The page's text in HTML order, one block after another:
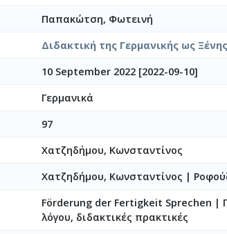
Παπακώτση, Φωτεινή
Διδακτική της Γερμανικής ως
10 September 2022 [2022-09-10]
Γερμανικά
97
Χατζηδήμου, Κωνσταντίνος
Χατζηδήμου, Κωνσταντίνος |
Förderung der Fertigkeit Sprechen |
λόγου, διδακτικές πρακτικές